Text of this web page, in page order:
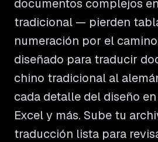
documentos complejos
tradicional — pierden
numeración por el
diseñado para traducir
chino tradicional al
cada detalle del diseño en
Excel y más. Sube tu
traducción lista para